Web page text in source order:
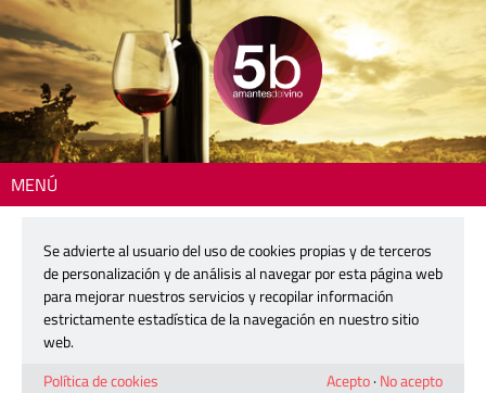
MENÚ
La Finca 1783
22 abril, 2025
Se advierte al usuario del uso de cookies propias y de terceros
de personalización y de análisis al navegar por esta página web
para mejorar nuestros servicios y recopilar información
estrictamente estadística de la navegación en nuestro sitio
web.
Política de cookies
Acepto· No acepto